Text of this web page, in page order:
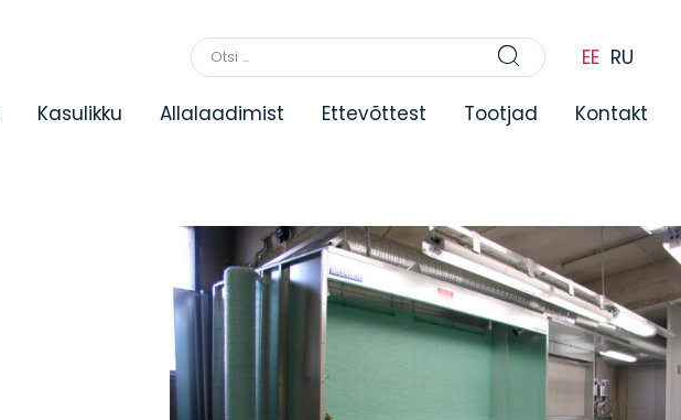
EE RU
Kasulikku Allalaadimist Ettevõttest Tootjad Kontakt